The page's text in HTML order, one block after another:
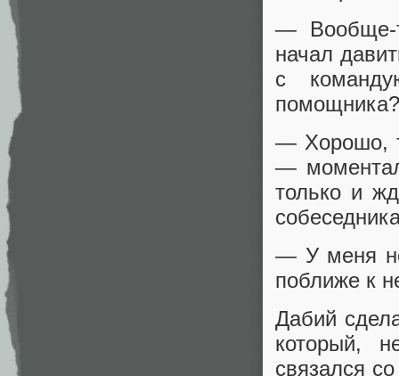
— Вообще-
начал
с
помощника?
— Хорошо,
—
только и
— У меня
поближе к
Дабий
который,
связался